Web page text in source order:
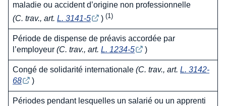
maladie ou accident d’origine non professionnelle
(C. trav., art. L. 3141-5 ) (1)
Période de dispense de préavis accordée par
l’employeur (C. trav., art. L. 1234-5 )
Congé de solidarité internationale (C. trav., art. L. 3142-
68
)
Périodes pendant lesquelles un salarié ou un apprenti